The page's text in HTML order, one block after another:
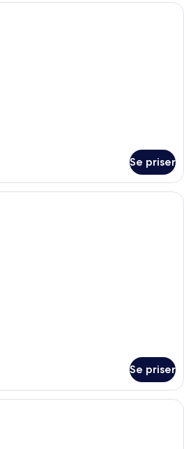
Swim-Up Suite | Minibar (inkludert),
Se priser
Minibar (inkludert), safe på rommet
Se priser
Superior Room King Bed | Minibar